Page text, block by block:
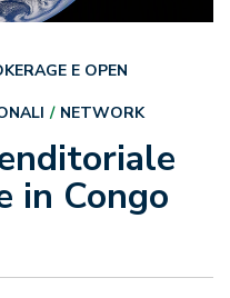
in Congo
E OPEN
NETWORK